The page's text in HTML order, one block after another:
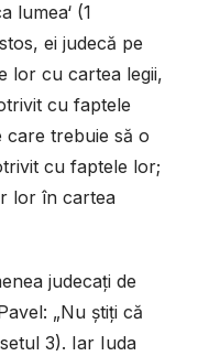
lumea‘ (1
ei judecă pe
lor cu cartea legii,
cu faptele
trebuie să o
cu faptele lor;
lor în cartea
judecați de
„Nu știți că
3). Iar Iuda